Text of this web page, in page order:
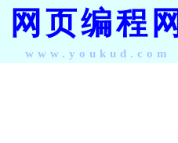
网页编程网
www.youkud.com